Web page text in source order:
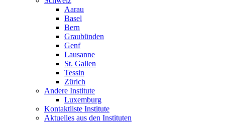
Aarau
Basel
Bern
Graubünden
Genf
Lausanne
St. Gallen
Tessin
Zürich
Andere Institute
Luxemburg
Kontaktliste Institute
Aktuelles aus den Instituten